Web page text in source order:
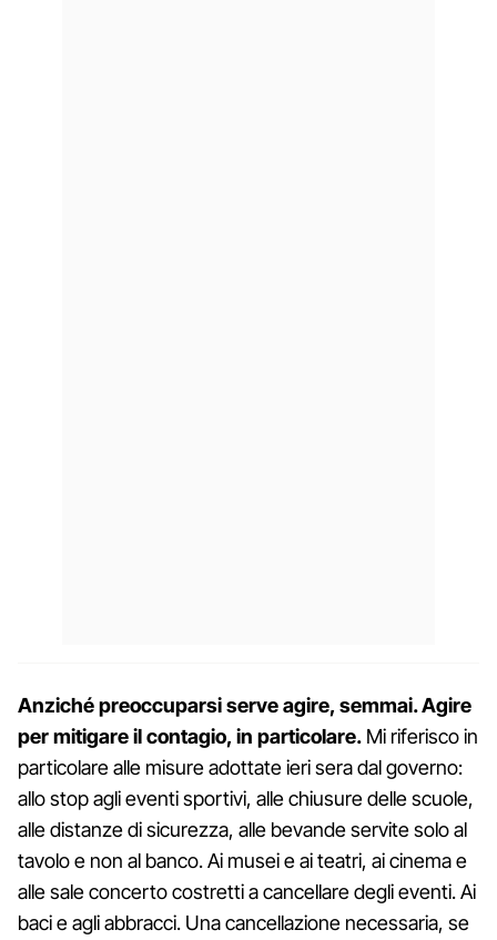
Anziché preoccuparsi serve agire, semmai. Agire
per mitigare il contagio, in particolare. Mi riferisco in
particolare alle misure adottate ieri sera dal governo:
allo stop agli eventi sportivi, alle chiusure delle scuole,
alle distanze di sicurezza, alle bevande servite solo al
tavolo e non al banco. Ai musei e ai teatri, ai cinema e
alle sale concerto costretti a cancellare degli eventi. Ai
baci e agli abbracci. Una cancellazione necessaria, se